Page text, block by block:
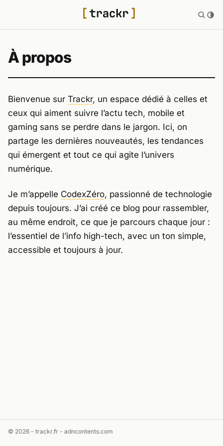
À propos
Bienvenue sur Trackr, un espace dédié à celles et
ceux qui aiment suivre l’actu tech, mobile et
gaming sans se perdre dans le jargon. Ici, on
partage les dernières nouveautés, les tendances
qui émergent et tout ce qui agite l’univers
numérique.
Je m’appelle CodexZéro, passionné de technologie
depuis toujours. J’ai créé ce blog pour rassembler,
au même endroit, ce que je parcours chaque jour :
l’essentiel de l’info high-tech, avec un ton simple,
accessible et toujours à jour.
© 2026 - trackr.fr - adncontents.com